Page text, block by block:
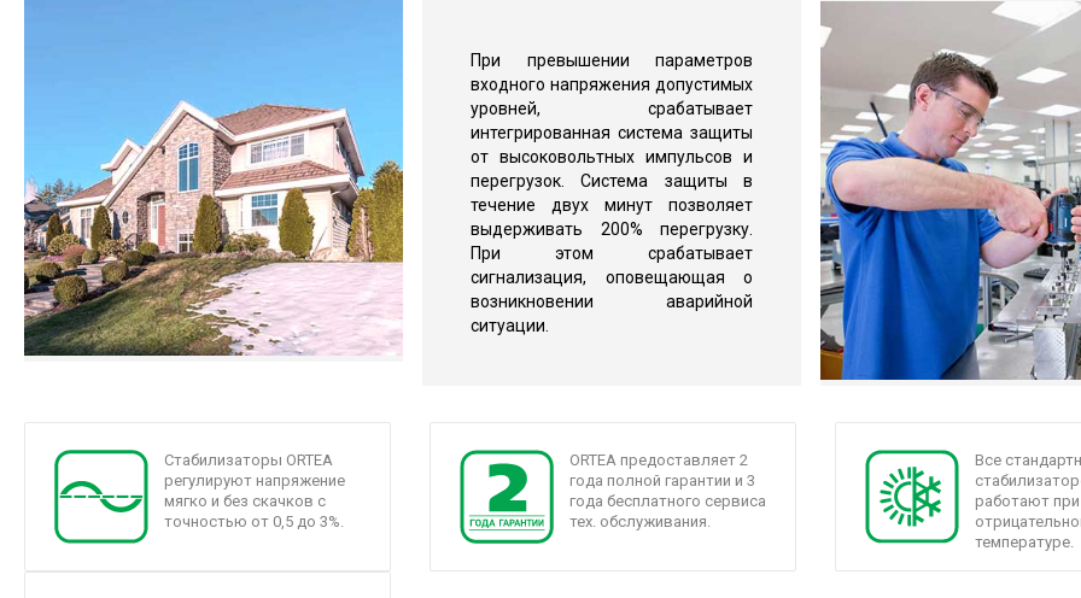
При превышении параметров
входного напряжения допустимых
уровней, срабатывает
интегрированная система защиты
от высоковольтных импульсов и
перегрузок. Система защиты в
течение двух минут позволяет
выдерживать 200% перегрузку.
При этом срабатывает
сигнализация, оповещающая о
возникновении аварийной
ситуации.
Стабилизаторы ORTEA
регулируют напряжение
мягко и без скачков с
точностью от 0,5 до 3%.
ORTEA предоставляет 2
года полной гарантии и 3
года бесплатного сервиса
тех. обслуживания.
Все
работают при
температуре.